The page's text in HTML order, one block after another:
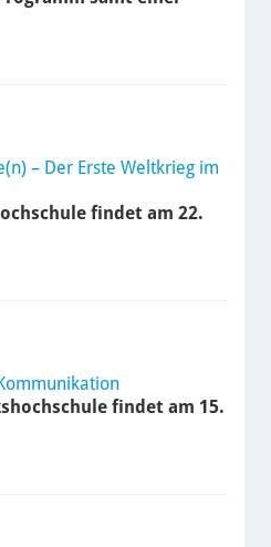
– Der Erste Weltkrieg im
findet am 22.
findet am 15.